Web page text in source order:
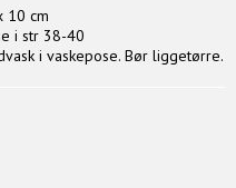
10 cm
i str 38-40
i vaskepose. Bør liggetørre.